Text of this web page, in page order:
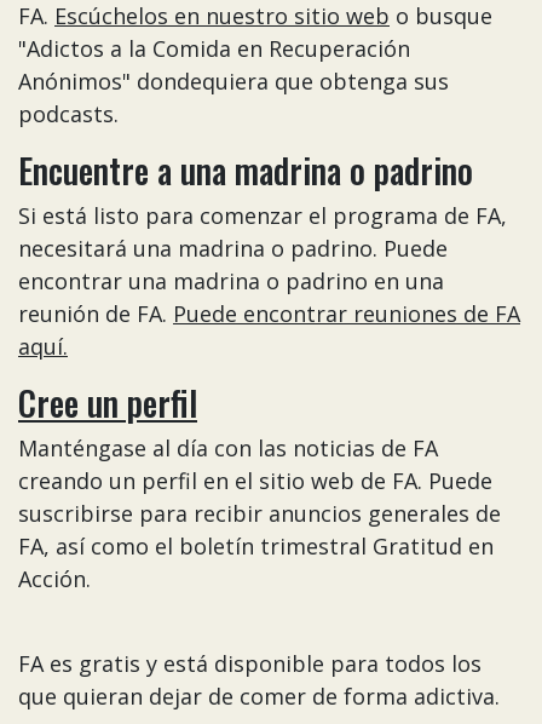
FA. Escúchelos en nuestro sitio web o busque
"Adictos a la Comida en Recuperación
Anónimos" dondequiera que obtenga sus
podcasts.
Encuentre a una madrina o padrino
Si está listo para comenzar el programa de FA,
necesitará una madrina o padrino. Puede
encontrar una madrina o padrino en una
reunión de FA. Puede encontrar reuniones de FA
aquí.
Cree un perfil
Manténgase al día con las noticias de FA
creando un perfil en el sitio web de FA. Puede
suscribirse para recibir anuncios generales de
FA, así como el boletín trimestral Gratitud en
Acción.
FA es gratis y está disponible para todos los
que quieran dejar de comer de forma adictiva.